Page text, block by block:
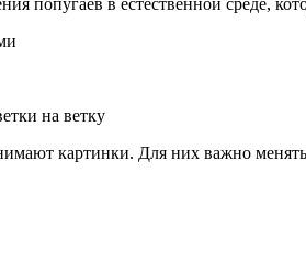
попугаев в естественной среде,
на ветку
картинки. Для них важно